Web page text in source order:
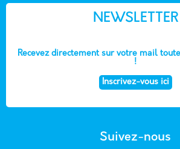
École maternelle FIOLLE
École maternelle DELPHES
NEWSLETTER
Recevez directement sur votre mail
!
Inscrivez-vous ici
Suivez-nous